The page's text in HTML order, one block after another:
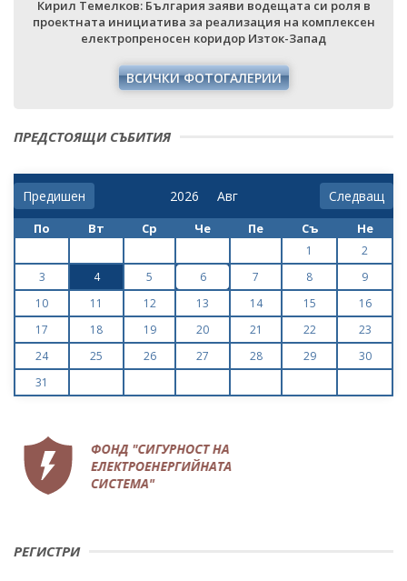
ПРЕДСТОЯЩИ СЪБИТИЯ
Предишен Следващ
По Вт Ср Че Пе Съ Не
1
2
3
4 5 6 7 8
9
10
11 12 13 14 15
16
17
18 19 20 21 22
23
24
25 26 27 28 29
30
31
РЕГИСТРИ